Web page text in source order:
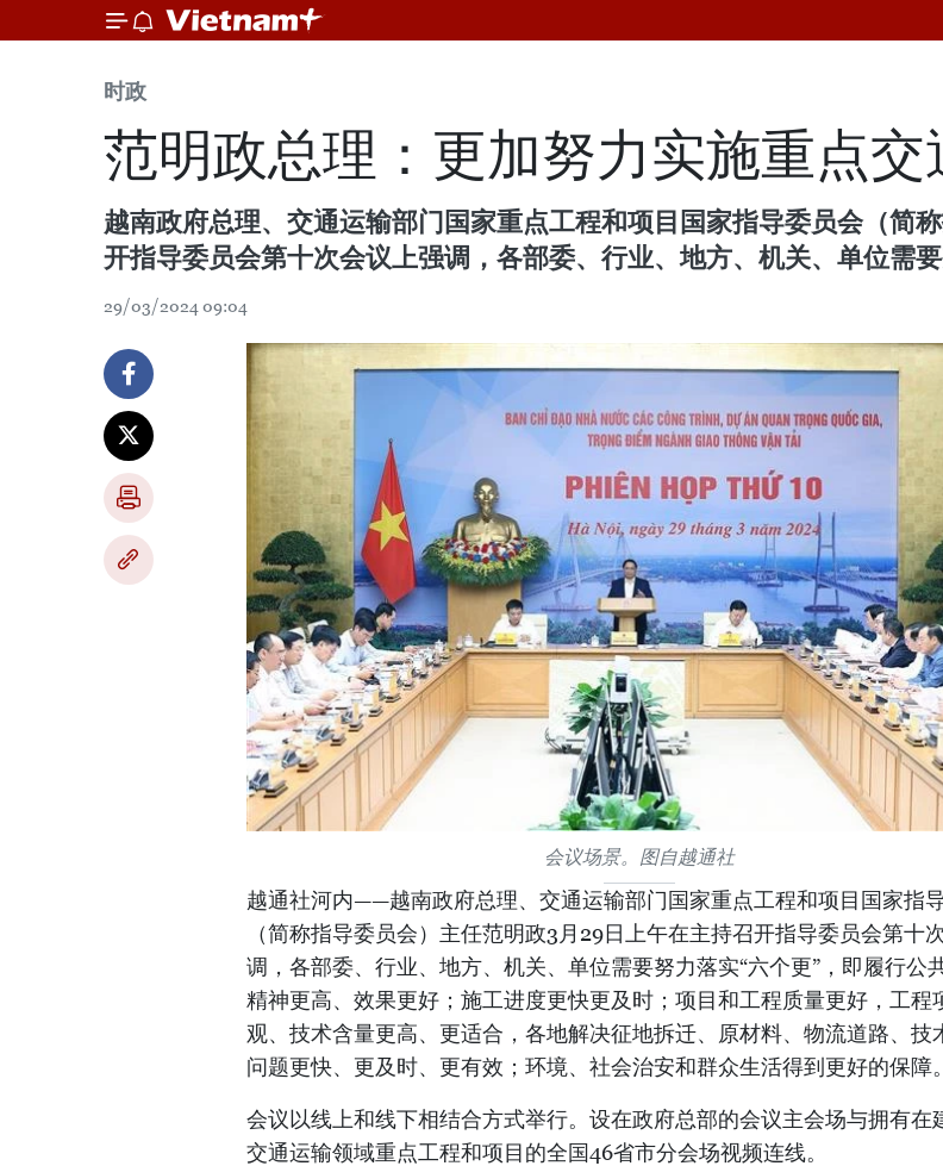
时政
范明政总理：更加努力实施重点交
越南政府总理、交通运输部门国家重点工程和项目国家指导委员会（简
开指导委员会第十次会议上强调，各部委、行业、地方、机关、单位需要
29/03/2024 09:04
会议场景。图自越通社
越通社河内——越南政府总理、交通运输部门国家重点工程和项目国家指
（简称指导委员会）主任范明政3月29日上午在主持召开指导委员会第十
调，各部委、行业、地方、机关、单位需要努力落实“六个更”，即履行公
精神更高、效果更好；施工进度更快更及时；项目和工程质量更好，工程
观、技术含量更高、更适合，各地解决征地拆迁、原材料、物流道路、技
问题更快、更及时、更有效；环境、社会治安和群众生活得到更好的保障。
会议以线上和线下相结合方式举行。设在政府总部的会议主会场与拥有在
交通运输领域重点工程和项目的全国46省市分会场视频连线。